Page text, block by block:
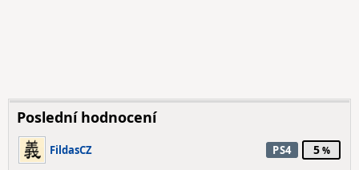
Poslední hodnocení
FildasCZ PS4 5